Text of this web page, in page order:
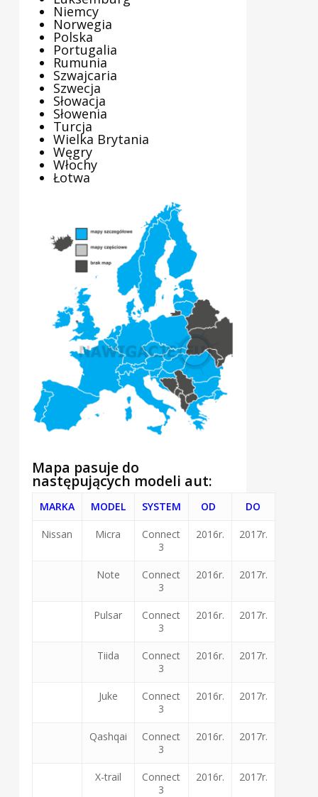
Niemcy
Norwegia
Polska
Portugalia
Rumunia
Szwajcaria
Szwecja
Słowacja
Słowenia
Turcja
Wielka Brytania
Węgry
Włochy
Łotwa
Mapa pasuje do
następujących modeli aut:
MARKA MODEL SYSTEM OD DO
Nissan Micra
Connect
3
2016r. 2017r.
Note
Connect
3
2016r. 2017r.
Pulsar
Connect
3
2016r. 2017r.
Tiida
Connect
3
2016r. 2017r.
Juke
Connect
3
2016r. 2017r.
Qashqai
Connect
3
2016r. 2017r.
X-trail
Connect
3
2016r. 2017r.